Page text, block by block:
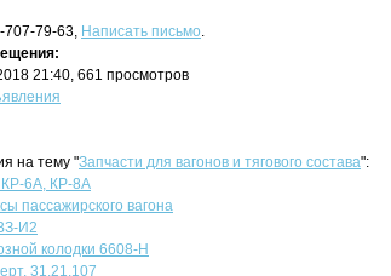
707-79-63, Написать письмо.
21:40, 661 просмотров
на тему "Запчасти для вагонов и тягового состава":
КР-6А, КР-8А
пассажирского вагона
И2
колодки 6608-Н
31.21.107